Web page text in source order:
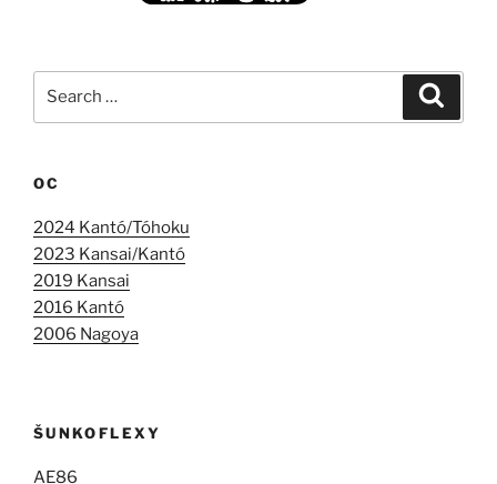
OC
2024 Kantó/Tóhoku
2023 Kansai/Kantó
2019 Kansai
2016 Kantó
2006 Nagoya
ŠUNKOFLEXY
AE86